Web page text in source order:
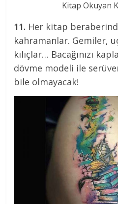
Kitap Okuyan
11. Her kitap
kahramanlar. Gemiler,
kılıçlar… Bacağınızı
dövme modeli ile
bile olmayacak!